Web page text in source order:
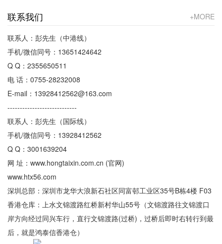
+MORE
联系我们
联系人：彭先生（中港线）
手机/微信同号：13651424642
Q Q：2355650511
电 话：0755-28232008
E-mail：13928412562@163.com
----------------------------
联系人：彭先生（国际线）
手机/微信同号：13928412562
Q Q：3001639204
网 址：www.hongtaixin.com.cn (官网)
www.htx56.com
深圳总部：深圳市龙华大浪新石社区同富邨工业区35号B栋4楼 F03
香港仓库：上水文锦渡路红桥新村华山55号（文锦渡路往文锦渡口
岸方向经过同兴车行，直行文锦渡路(过桥)，过桥后即时右转行到最
后，就是鸿泰信香港仓）